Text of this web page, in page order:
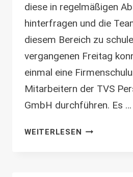
diese in regelmäßigen
hinterfragen und die
diesem Bereich zu
vergangenen Freitag
einmal eine
Mitarbeitern der TVS
GmbH durchführen. Es …
WEITERLESEN